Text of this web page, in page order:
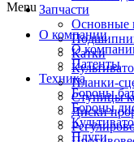
Menu
О компании
О
Патенты
Техника
Бороны
Бороны
Плуги
Запчасти
Основные
Катки
Планки-
Ступицы
Диски